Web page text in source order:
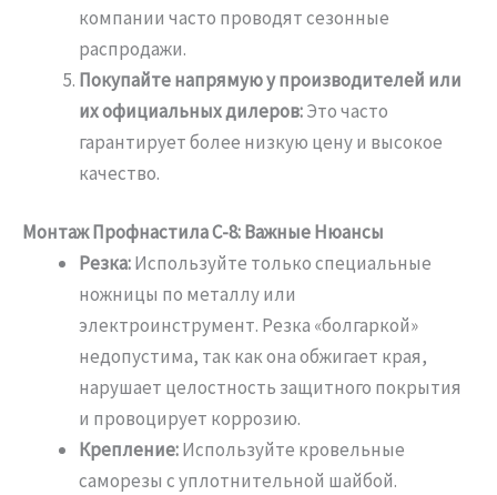
компании часто проводят сезонные
распродажи.
Покупайте напрямую у производителей или
их официальных дилеров:Это часто
гарантирует более низкую цену и высокое
качество.
Монтаж Профнастила С-8: Важные Нюансы
Резка:Используйте только специальные
ножницы по металлу или
электроинструмент. Резка «болгаркой»
недопустима, так как она обжигает края,
нарушает целостность защитного покрытия
и провоцирует коррозию.
Крепление:Используйте кровельные
саморезы с уплотнительной шайбой.